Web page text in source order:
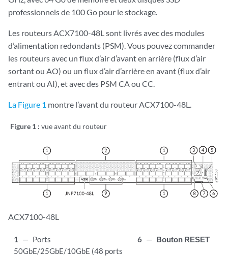
professionnels de 100 Go pour le stockage.
Les routeurs ACX7100-48L sont livrés avec des modules
d’alimentation redondants (PSM). Vous pouvez commander
les routeurs avec un flux d’air d’avant en arrière (flux d’air
sortant ou AO) ou un flux d’air d’arrière en avant (flux d’air
entrant ou AI), et avec des PSM CA ou CC.
La Figure 1 montre l’avant du routeur ACX7100-48L.
Figure 1 : vue avant du routeur
ACX7100-48L
1 — Ports
50GbE/25GbE/10GbE (48 ports
6 — Bouton RESET